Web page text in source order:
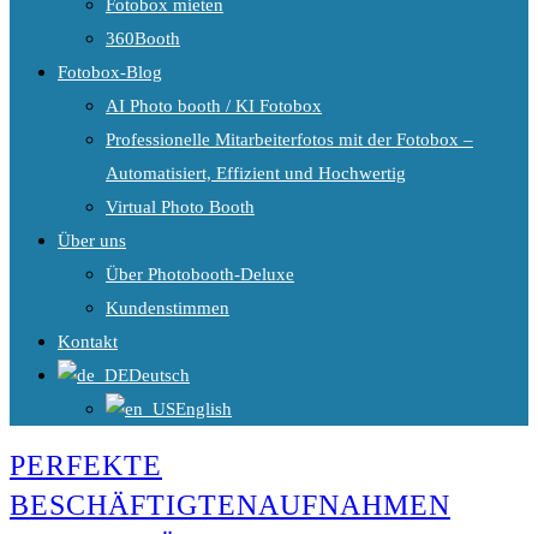
Fotobox mieten
360Booth
Fotobox-Blog
AI Photo booth / KI Fotobox
Professionelle Mitarbeiterfotos mit der Fotobox –
Automatisiert, Effizient und Hochwertig
Virtual Photo Booth
Über uns
Über Photobooth-Deluxe
Kundenstimmen
Kontakt
Deutsch
English
PERFEKTE
BESCHÄFTIGTENAUFNAHMEN